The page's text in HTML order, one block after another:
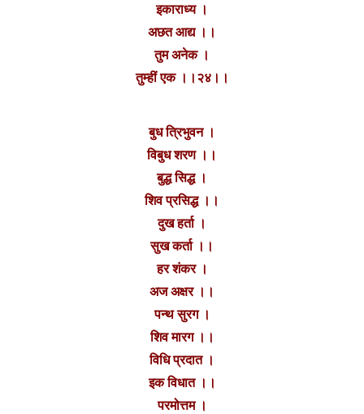
इकाराध्य ।
अछत आद्य ।।
तुम अनेक ।
तुम्हीं एक ।।२४।।
बुध त्रिभुवन ।
विबुध शरण ।।
बुद्ध सिद्ध ।
शिव प्रसिद्ध ।।
दुख हर्ता ।
सुख कर्ता ।।
हर शंकर ।
अज अक्षर ।।
पन्थ सुरग ।
शिव मारग ।।
विधि प्रदात ।
इक विधात ।।
परमोत्तम ।